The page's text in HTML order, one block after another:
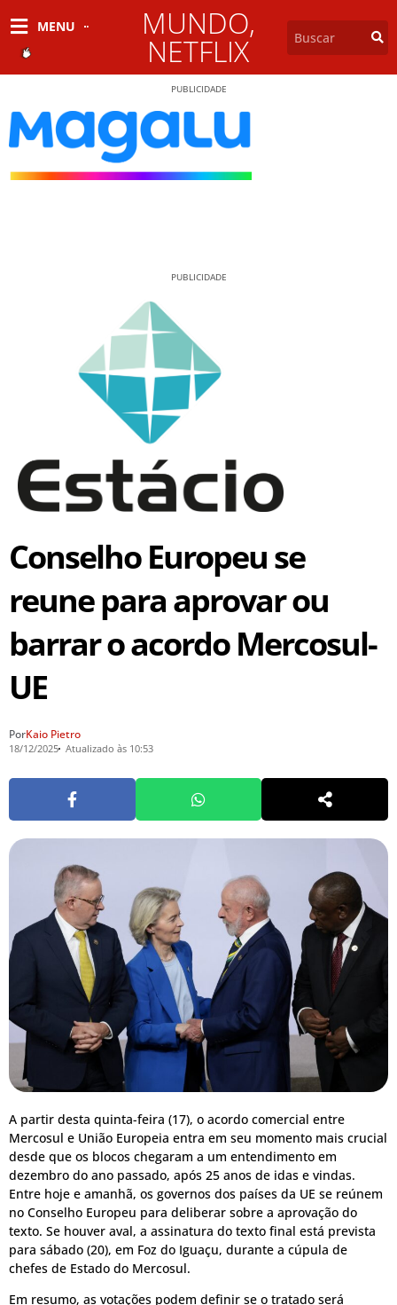
MENU MUNDO,
NETFLIX
PUBLICIDADE
PUBLICIDADE
Conselho Europeu se
reune para aprovar ou
barrar o acordo Mercosul-
UE
PorKaio Pietro
18/12/2025 Atualizado às 10:53
A partir desta quinta-feira (17), o acordo comercial entre
Mercosul e União Europeia entra em seu momento mais crucial
desde que os blocos chegaram a um entendimento em
dezembro do ano passado, após 25 anos de idas e vindas.
Entre hoje e amanhã, os governos dos países da UE se reúnem
no Conselho Europeu para deliberar sobre a aprovação do
texto. Se houver aval, a assinatura do texto final está prevista
para sábado (20), em Foz do Iguaçu, durante a cúpula de
chefes de Estado do Mercosul.
Em resumo, as votações podem definir se o tratado será